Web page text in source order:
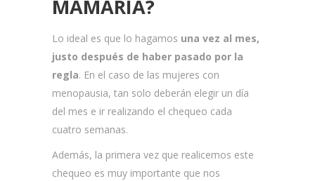
MAMARIA?
Lo ideal es que lo hagamos una vez al mes,
justo después de haber pasado por la
regla. En el caso de las mujeres con
menopausia, tan solo deberán elegir un día
del mes e ir realizando el chequeo cada
cuatro semanas.
Además, la primera vez que realicemos este
chequeo es muy importante que nos